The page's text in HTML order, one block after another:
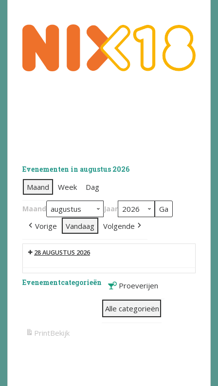
Evenementen in augustus 2026
Maand Week Dag
Maand Jaar
Vorige Vandaag Volgende
28 AUGUSTUS 2026
Evenementcategorieën Proeverijen
Alle categorieën
PrintBekijk